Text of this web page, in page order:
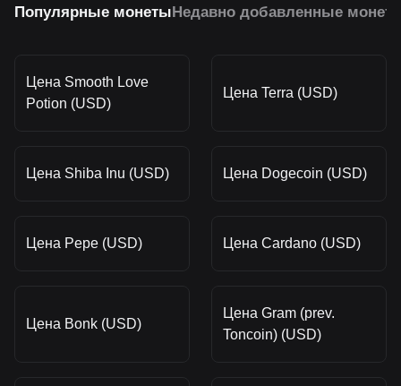
Популярные монетыНедавно добавленные
Цена Smooth Love
Potion (USD)
Цена Terra (USD)
Цена Shiba Inu (USD) Цена Dogecoin (USD)
Цена Pepe (USD) Цена Cardano (USD)
Цена Bonk (USD)
Цена Gram (prev.
Toncoin) (USD)